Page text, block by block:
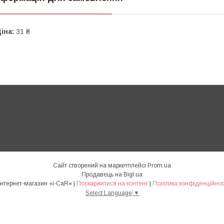
31 ₴
Сайт створений на маркетплейсі Prom.ua
Продавець на Bigl.ua
Интернет-магазин «i-CaR» | Поскаржитися на контент | Політика
Select Language ▼